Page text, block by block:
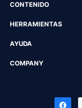
CONTENIDO
HERRAMIENTAS
AYUDA
COMPANY